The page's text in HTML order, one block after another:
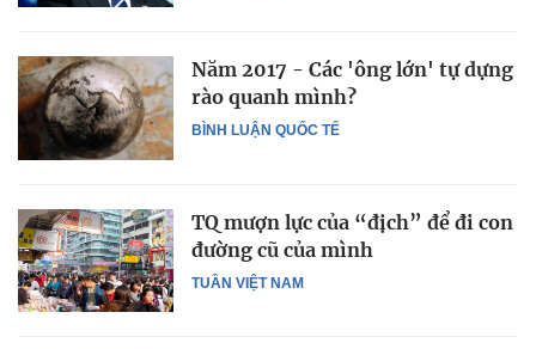
BÌNH LUẬN QUỐC TẾ
Năm 2017 - Các 'ông lớn' tự dựng
rào quanh mình?
TUẦN VIỆT NAM
TQ mượn lực của “địch” để đi con
đường cũ của mình